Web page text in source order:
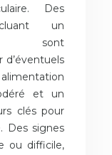
Des
un
sont
et un
clés pour
Des signes
ou difficile,